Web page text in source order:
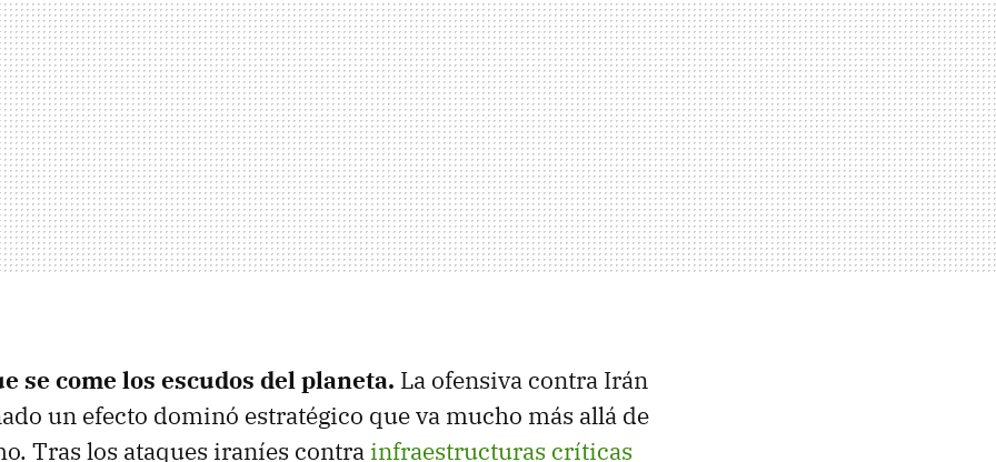
se come los escudos del planeta. La ofensiva contra Irán
un efecto dominó estratégico que va mucho más allá de
Tras los ataques iraníes contra infraestructuras críticas